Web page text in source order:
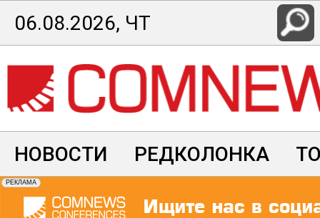
Перейти
к
основному
содержанию
06.08.2026, ЧТ
НОВОСТИ РЕДКОЛОНКА